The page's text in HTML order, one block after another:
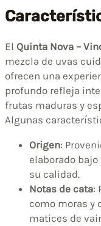
El Quinta Nova –
mezcla de uvas
ofrecen una
profundo refleja
frutas maduras y
Algunas
Origen:
elaborado
su calidad.
Notas de cata:
como moras y
matices de